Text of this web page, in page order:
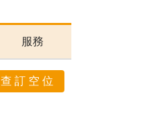
服務
查 訂 空 位